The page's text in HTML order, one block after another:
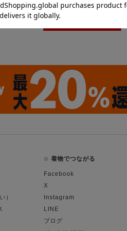
）
着物でつながる
Facebook
X
Instagram
LINE
ブログ